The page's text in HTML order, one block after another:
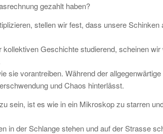
gezahlt haben?
stellen wir fest, dass unsere Schinken
Geschichte studierend, scheinen
vorantreiben. Während der
und Chaos hinterlässt.
sein, ist es wie in ein Mikroskop zu starren
in der Schlange stehen und auf der Strasse